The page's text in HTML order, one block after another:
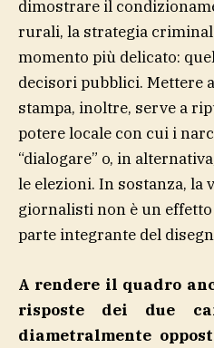
dimostrare il
rurali, la strategia
momento più delicato:
decisori pubblici. Mettere
stampa, inoltre, serve a
potere locale con cui i
“dialogare” o, in
le elezioni. In sostanza, la
giornalisti non è un effetto
parte integrante del
A rendere il quadro
risposte dei due
diametralmente